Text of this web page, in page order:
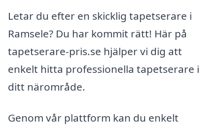
Letar du efter en skicklig tapetserare i
Ramsele? Du har kommit rätt! Här på
tapetserare-pris.se hjälper vi dig att
enkelt hitta professionella tapetserare i
ditt närområde.
Genom vår plattform kan du enkelt